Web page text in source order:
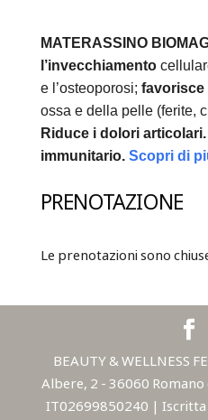
MATERASSINO
l’invecchiamento
e l’osteoporosi; favorisce
ossa e della pelle (ferite,
Riduce i dolori articolari.
immunitario. Scopri di
PRENOTAZIONE
Le prenotazioni sono
BEAUTY & WELLNESS
Albere, 2 - 36060 Romano
IT02699850240 |